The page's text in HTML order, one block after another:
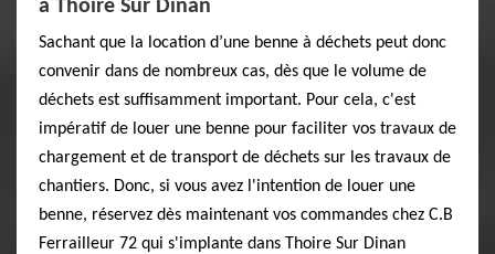
à Thoire Sur Dinan
Sachant que la location d’une benne à déchets peut donc
convenir dans de nombreux cas, dès que le volume de
déchets est suffisamment important. Pour cela, c'est
impératif de louer une benne pour faciliter vos travaux de
chargement et de transport de déchets sur les travaux de
chantiers. Donc, si vous avez l'intention de louer une
benne, réservez dès maintenant vos commandes chez C.B
Ferrailleur 72 qui s'implante dans Thoire Sur Dinan